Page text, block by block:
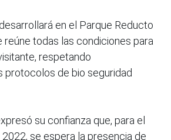
en el Parque Reducto
reúne todas las condiciones para
respetando
protocolos de bio seguridad
su confianza que, para el
se espera la presencia de